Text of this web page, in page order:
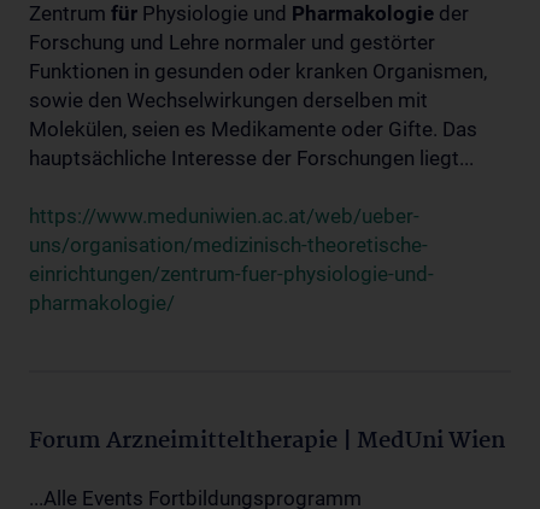
Zentrum für Physiologie und Pharmakologie der
Forschung und Lehre normaler und gestörter
Funktionen in gesunden oder kranken Organismen,
sowie den Wechselwirkungen derselben mit
Molekülen, seien es Medikamente oder Gifte. Das
hauptsächliche Interesse der Forschungen liegt...
https://www.meduniwien.ac.at/web/ueber-
uns/organisation/medizinisch-theoretische-
einrichtungen/zentrum-fuer-physiologie-und-
pharmakologie/
Forum Arzneimitteltherapie | MedUni Wien
...Alle Events Fortbildungsprogramm